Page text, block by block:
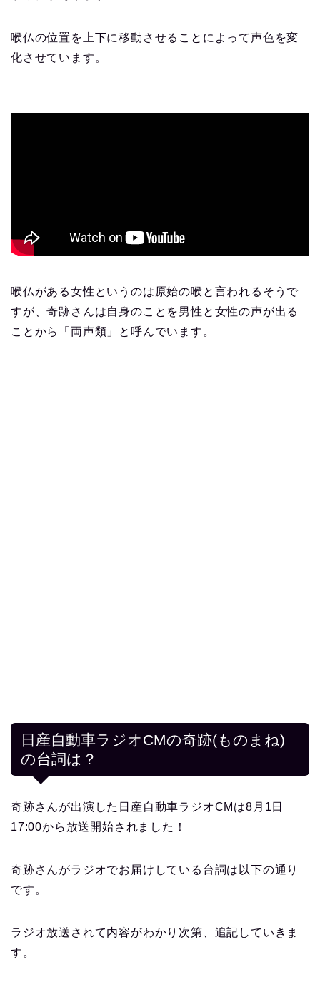
喉仏の位置を上下に移動させることによって声色を変
化させています。
喉仏がある女性というのは原始の喉と言われるそうで
すが、奇跡さんは自身のことを男性と女性の声が出る
ことから「両声類」と呼んでいます。
日産自動車ラジオCMの奇跡(ものまね)
の台詞は？
奇跡さんが出演した日産自動車ラジオCMは8月1日
17:00から放送開始されました！
奇跡さんがラジオでお届けしている台詞は以下の通り
です。
ラジオ放送されて内容がわかり次第、追記していきま
す。